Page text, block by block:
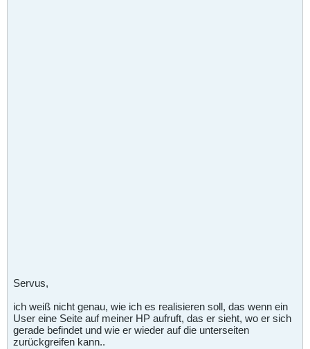
Servus,
ich weiß nicht genau, wie ich es realisieren soll, das wenn ein
User eine Seite auf meiner HP aufruft, das er sieht, wo er sich
gerade befindet und wie er wieder auf die unterseiten
zurückgreifen kann..